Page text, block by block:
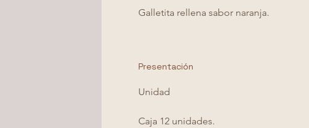
Galletita rellena sabor naranja.
Presentación
Unidad
Caja 12 unidades.